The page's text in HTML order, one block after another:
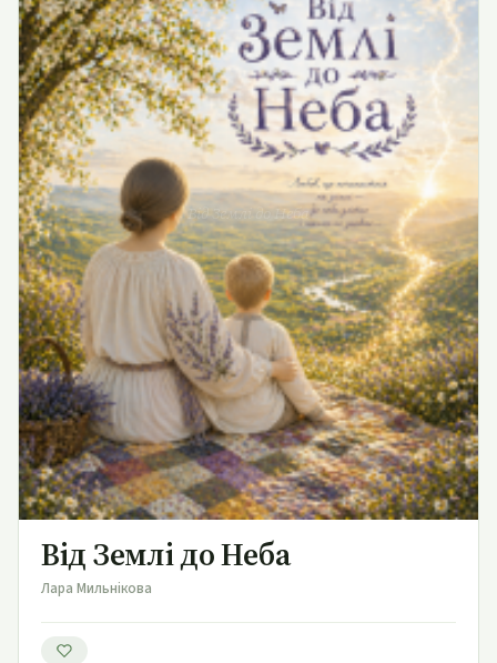
Від Землі до Неба
Від Землі до Неба
Лара Мильнікова